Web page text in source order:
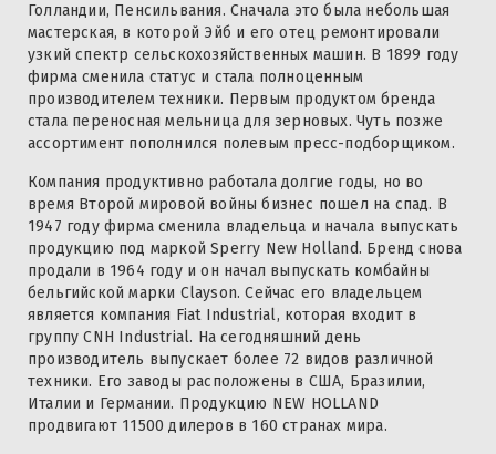
Голландии, Пенсильвания. Сначала это была небольшая
мастерская, в которой Эйб и его отец ремонтировали
узкий спектр сельскохозяйственных машин. В 1899 году
фирма сменила статус и стала полноценным
производителем техники. Первым продуктом бренда
стала переносная мельница для зерновых. Чуть позже
ассортимент пополнился полевым пресс-подборщиком.
Компания продуктивно работала долгие годы, но во
время Второй мировой войны бизнес пошел на спад. В
1947 году фирма сменила владельца и начала выпускать
продукцию под маркой Sperry New Holland. Бренд снова
продали в 1964 году и он начал выпускать комбайны
бельгийской марки Clayson. Сейчас его владельцем
является компания Fiat Industrial, которая входит в
группу CNH Industrial. На сегодняшний день
производитель выпускает более 72 видов различной
техники. Его заводы расположены в США, Бразилии,
Италии и Германии. Продукцию NEW HOLLAND
продвигают 11500 дилеров в 160 странах мира.